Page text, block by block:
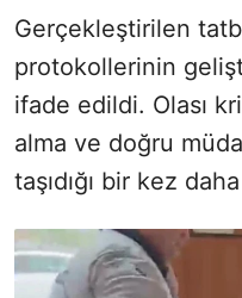
Gerçekleştirilen
protokollerinin
ifade edildi. Olası
alma ve doğru
taşıdığı bir kez